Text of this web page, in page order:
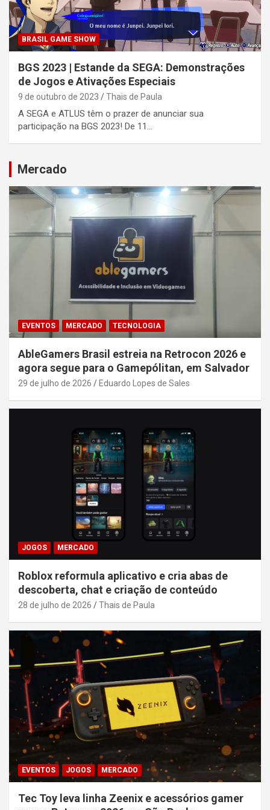
BRASIL GAME SHOW
BGS 2023 | Estande da SEGA: Demonstrações
de Jogos e Ativações Especiais
9 de outubro de 2023 Thais de Paula
A SEGA e ATLUS têm o prazer de anunciar sua
participação na BGS 2023! De 11…
Mercado
EVENTOS MERCADO TECNOLOGIA
AbleGamers Brasil estreia na Retrocon 2026 e
agora segue para o Gamepólitan, em Salvador
29 de julho de 2026 Eduardo Lopes de Sales
JOGOS MERCADO
Roblox reformula aplicativo e cria abas de
descoberta, chat e criação de conteúdo
28 de julho de 2026 Thais de Paula
EVENTOS JOGOS MERCADO
Tec Toy leva linha Zeenix e acessórios gamer